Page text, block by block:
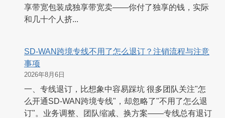
享带宽包装成独享带宽卖——你付了独享的钱，实际
和几十个人挤...
SD-WAN跨境专线不用了怎么退订？注销流程与注意
事项
2026年8月6日
一、专线退订，比想象中容易踩坑 很多团队关注"怎
么开通SD-WAN跨境专线"，却忽略了"不用了怎么退
订"。业务调整、团队缩减、换方案——专线总有退订